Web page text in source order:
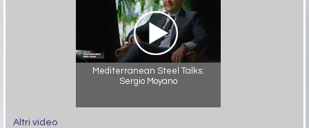
Mediterranean Steel Talks:
Sergio Moyano
Altri video